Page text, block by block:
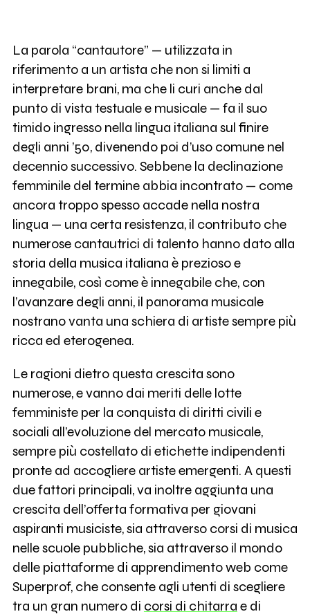
La parola “cantautore” — utilizzata in
riferimento a un artista che non si limiti a
interpretare brani, ma che li curi anche dal
punto di vista testuale e musicale — fa il suo
timido ingresso nella lingua italiana sul finire
degli anni ’50, divenendo poi d’uso comune nel
decennio successivo. Sebbene la declinazione
femminile del termine abbia incontrato — come
ancora troppo spesso accade nella nostra
lingua — una certa resistenza, il contributo che
numerose cantautrici di talento hanno dato alla
storia della musica italiana è prezioso e
innegabile, così come è innegabile che, con
l’avanzare degli anni, il panorama musicale
nostrano vanta una schiera di artiste sempre più
ricca ed eterogenea.
Le ragioni dietro questa crescita sono
numerose, e vanno dai meriti delle lotte
femministe per la conquista di diritti civili e
sociali all’evoluzione del mercato musicale,
sempre più costellato di etichette indipendenti
pronte ad accogliere artiste emergenti. A questi
due fattori principali, va inoltre aggiunta una
crescita dell’offerta formativa per giovani
aspiranti musiciste, sia attraverso corsi di musica
nelle scuole pubbliche, sia attraverso il mondo
delle piattaforme di apprendimento web come
Superprof, che consente agli utenti di scegliere
tra un gran numero di corsi di chitarra e di